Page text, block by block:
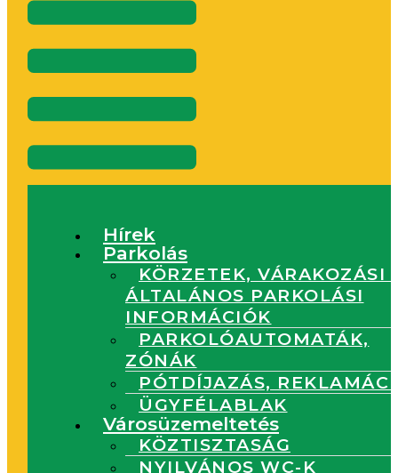
Hírek
Parkolás
KÖRZETEK, VÁRAKOZÁSI
ÁLTALÁNOS PARKOLÁSI
INFORMÁCIÓK
PARKOLÓAUTOMATÁK,
ZÓNÁK
PÓTDÍJAZÁS,
ÜGYFÉLABLAK
Városüzemeltetés
KÖZTISZTASÁG
NYILVÁNOS WC-K